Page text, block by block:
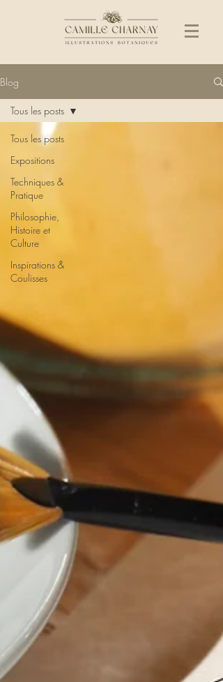
Blog
Tous les posts
Expositions
Techniques &
Pratique
Philosophie,
Histoire et
Culture
Inspirations &
Coulisses
Tous les posts